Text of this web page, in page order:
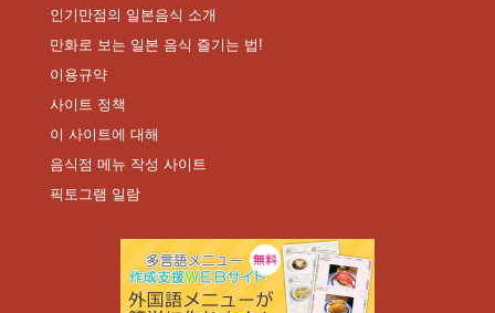
인기만점의 일본음식 소개
만화로 보는 일본 음식 즐기는 법!
이용규약
사이트 정책
이 사이트에 대해
음식점 메뉴 작성 사이트
픽토그램 일람